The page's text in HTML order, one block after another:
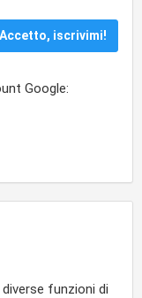
Google:
funzioni di